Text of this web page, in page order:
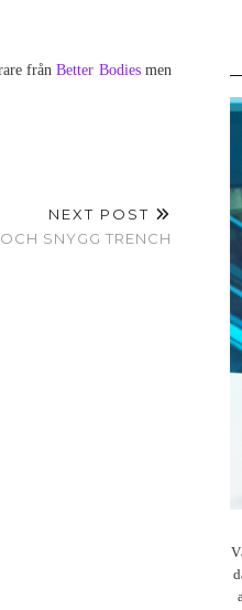
frånBetter Bodiesmen
NEXT POST
SNYGG TRENCH